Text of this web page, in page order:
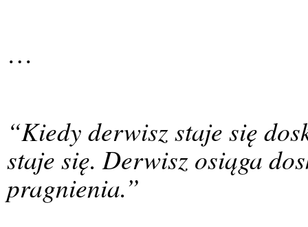
…
“Kiedy derwisz staje się
staje się. Derwisz osiąga
pragnienia.”